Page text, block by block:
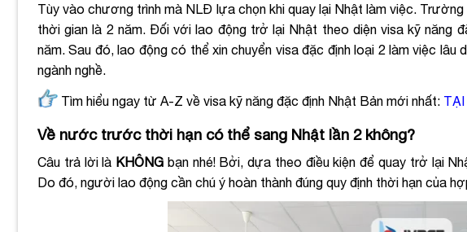
Tùy vào chương trình mà NLĐ lựa chọn khi quay lại Nhật làm việc.
thời gian là 2 năm. Đối với lao động trở lại Nhật theo diện visa kỹ năng
năm. Sau đó, lao động có thể xin chuyển visa đặc định loại 2 làm việc lâu
ngành nghề.
Tìm hiểu ngay từ A-Z về visa kỹ năng đặc định Nhật Bản mới nhất:
Về nước trước thời hạn có thể sang Nhật lần 2 không?
Câu trả lời là KHÔNG bạn nhé! Bởi, dựa theo điều kiện để quay trở lại
Do đó, người lao động cần chú ý hoàn thành đúng quy định thời hạn của